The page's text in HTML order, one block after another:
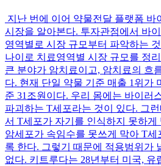
지난 번에 이어 약물전달 플랫폼 바
시장을 알아본다. 투자관점에서 바
영역별로 시장 규모부터 파악하는
나이로 치료영역별 시장 규모를 정
큰 분야가 암치료이고, 암치료의 흐
다. 현재 단일 약물 기준 매출 1위가
준 31조원이다. 우리 몸에는 바이러
파괴하는 T세포라는 것이 있다. 그
서 T세포가 자기를 인식하지 못하게
암세포가 속임수를 못쓰게 막아 T세
록 한다. 그렇기 때문에 적용범위가
없다. 키트루다는 28년부터 미국, 유